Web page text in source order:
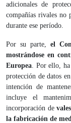
adicionales de
compañías rivales no
durante ese período.
Por su parte, el
mostrándose en
Europea. Por ello, ha
protección de datos
intención de
incluye el
incorporación de
la fabricación de